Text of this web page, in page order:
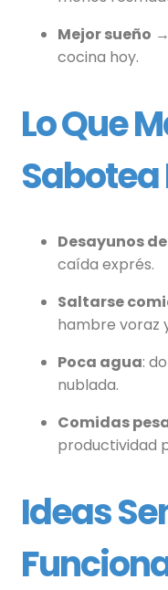
Mejor sueño
cocina hoy.
Lo Que
Sabotea
Desayunos
caída exprés.
Saltarse
hambre voraz
Poca agua:
nublada.
Comidas
productividad
Ideas